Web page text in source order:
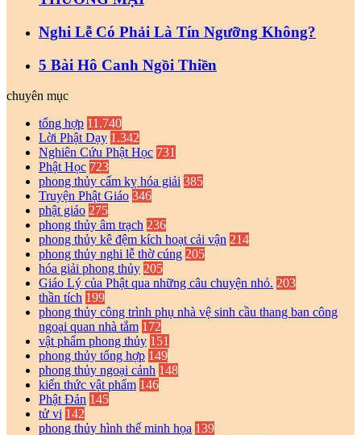
Nghi Lễ Có Phải Là Tín Ngưỡng Không?
5 Bài Hô Canh Ngồi Thiền
chuyên mục
tổng hợp 11.740
Lời Phật Dạy 1.342
Nghiên Cứu Phật Học 731
Phật Học 723
phong thủy cấm kỵ hóa giải 385
Truyện Phật Giáo 346
phật giáo 275
phong thủy âm trạch 236
phong thủy kê đệm kích hoạt cải vận 214
phong thủy nghi lễ thờ cúng 205
hóa giải phong thủy 205
Giáo Lý của Phật qua những câu chuyện nhỏ. 203
thần tích 199
phong thủy công trình phụ nhà vệ sinh cầu thang ban công
ngoại quan nhà tắm 172
vật phẩm phong thủy 151
phong thủy tổng hợp 149
phong thủy ngoại cảnh 148
kiến thức vật phẩm 146
Phật Đản 145
tử vi 142
phong thủy hình thế minh họa 139